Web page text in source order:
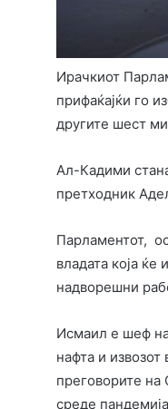
Ирачкиот
прифаќајќи го
другите шест
Ал-Кадими
претходник
Парламентот,
владата која
надворешни
Исмаил е шеф на
нафта и
преговорите
среде